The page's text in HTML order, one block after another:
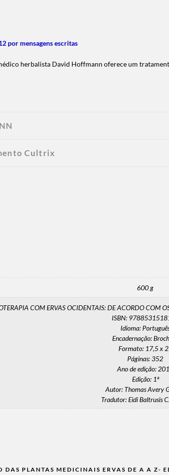
por mensagens escritas
herbalista David Hoffmann oferece um
Cultrix
600 g
COM ERVAS OCIDENTAIS: DE ACORDO COM
ISBN:
Idioma:
Encadernação:
Formato: 17,5 x
Páginas: 352
Ano de edição:
Edição: 1ª
Autor: Thomas Avery
Tradutor: Eidi Baltrusis
PLANTAS MEDICINAIS ERVAS DE A A Z-